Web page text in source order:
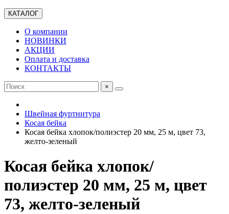
КАТАЛОГ
О компании
НОВИНКИ
АКЦИИ
Оплата и доставка
КОНТАКТЫ
×
Швейная фуртнитура
Косая бейка
Косая бейка хлопок/полиэстер 20 мм, 25 м, цвет 73,
желто-зеленый
Косая бейка хлопок/
полиэстер 20 мм, 25 м, цвет
73, желто-зеленый